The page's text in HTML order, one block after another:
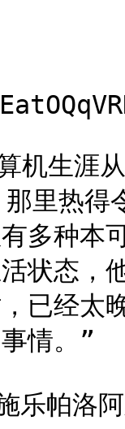
机生涯
里热得
多种本
状态，
，已经
情。”
帕洛阿